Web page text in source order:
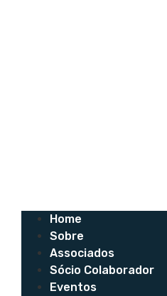
Home
Sobre
Associados
Sócio Colaborador
Eventos